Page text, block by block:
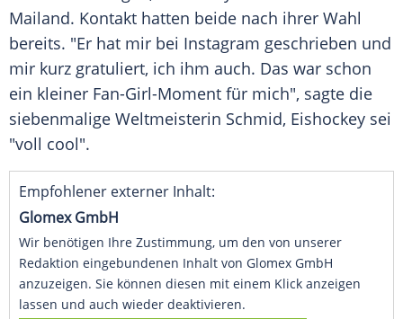
Mailand. Kontakt hatten beide nach ihrer Wahl
bereits. "Er hat mir bei Instagram geschrieben und
mir kurz gratuliert, ich ihm auch. Das war schon
ein kleiner Fan-Girl-Moment für mich", sagte die
siebenmalige Weltmeisterin Schmid, Eishockey sei
"voll cool".
Empfohlener externer Inhalt:
Glomex GmbH
Wir benötigen Ihre Zustimmung, um den von unserer
Redaktion eingebundenen Inhalt von Glomex GmbH
anzuzeigen. Sie können diesen mit einem Klick anzeigen
lassen und auch wieder deaktivieren.